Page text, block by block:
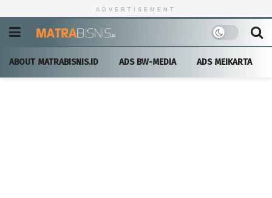
ADVERTISEMENT
ABOUT MATRABISNIS.ID ADS BW-MEDIA ADS MEIKARTA